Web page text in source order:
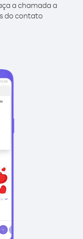
a chamada a
do contato